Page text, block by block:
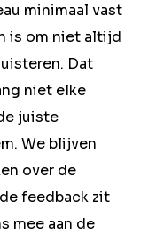
minimaal vast
is om niet altijd
Dat
niet elke
juiste
We blijven
over de
feedback zit
mee aan de